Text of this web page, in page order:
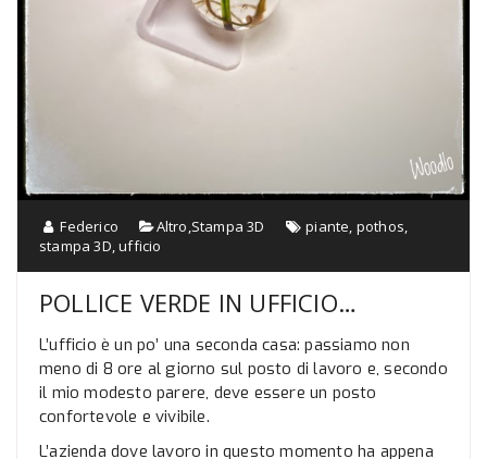
Federico Altro Stampa 3D piante pothos
stampa 3D ,ufficio
POLLICE VERDE IN UFFICIO…
L’ufficio è un po’ una seconda casa: passiamo non
meno di 8 ore al giorno sul posto di lavoro e, secondo
il mio modesto parere, deve essere un posto
confortevole e vivibile.
L’azienda dove lavoro in questo momento ha appena